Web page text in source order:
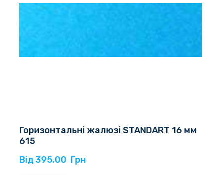
Горизонтальні жалюзі STANDART 16 мм
615
Від 395,00  Грн